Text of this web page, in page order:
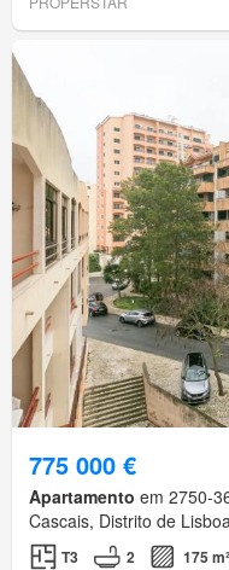
775 000 €
Apartamento em 2750-
Cascais, Distrito de
T3 2 175 m²